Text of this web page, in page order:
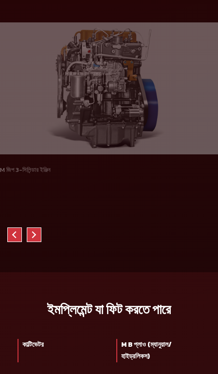
M জিপ 3-সিলিন্ডার ইঞ্জিন
ইমপ্লিমেন্ট যা ফিট করতে পারে
কাল্টিভেটর
M B প্লাও (ম্যানুয়াল/
হাইড্রলিকস)